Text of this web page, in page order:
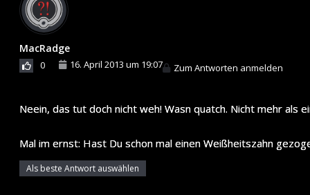
MacRadge
0 16. April 2013 um 19:07 Zum Antworten anmelden
Neein, das tut doch nicht weh! Wasn quatch. Nicht mehr als
Mal im ernst: Hast Du schon mal einen Weißheitszahn
Als beste Antwort auswählen